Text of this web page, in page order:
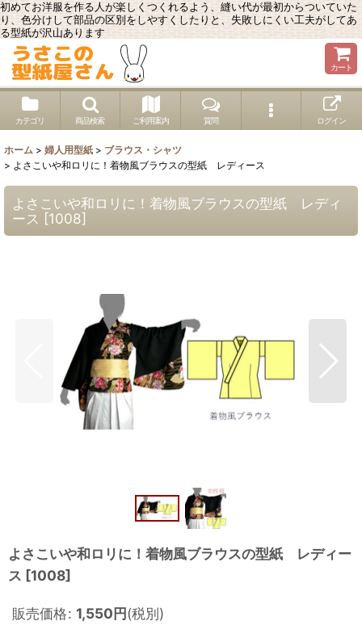
初めてお洋服を作る人が楽しくつくれるよう、縫い代が最初からついていた
り、色分けして部品の区別をしやすくしたりと、失敗しにくい工夫がしてあ
る型紙が沢山あります
カート
カテゴリ 商品検索 ご利用案内 質問 ログイン
ホーム > 婦人用型紙 > ブラウス・シャツ
> よさこいや和ロリに！着物風ブラウスの型紙 レディース
よさこいや和ロリに！着物風ブラウスの型紙 レディ
ース [1008]
よさこいや和ロリに！着物風ブラウスの型紙 レディー
ス [1008]
販売価格: 1,550円(税別)